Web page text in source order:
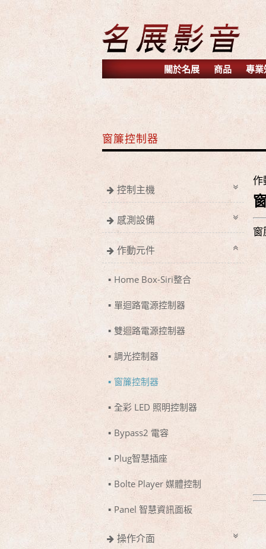
關於名展 商品 專業
窗簾控制器
控制主機
感測設備
作動元件
Home Box-Siri整合
單迴路電源控制器
雙迴路電源控制器
調光控制器
窗簾控制器
全彩 LED 照明控制器
Bypass2 電容
Plug智慧插座
Bolte Player 媒體控制
Panel 智慧資訊面板
操作介面
作
窗